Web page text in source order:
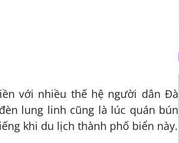
với nhiều thế hệ người dân Đà
lung linh cũng là lúc quán bún
khi du lịch thành phố biển này.